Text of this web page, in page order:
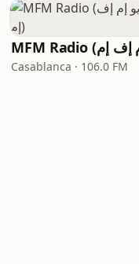
Casablanca · 106.0 FM